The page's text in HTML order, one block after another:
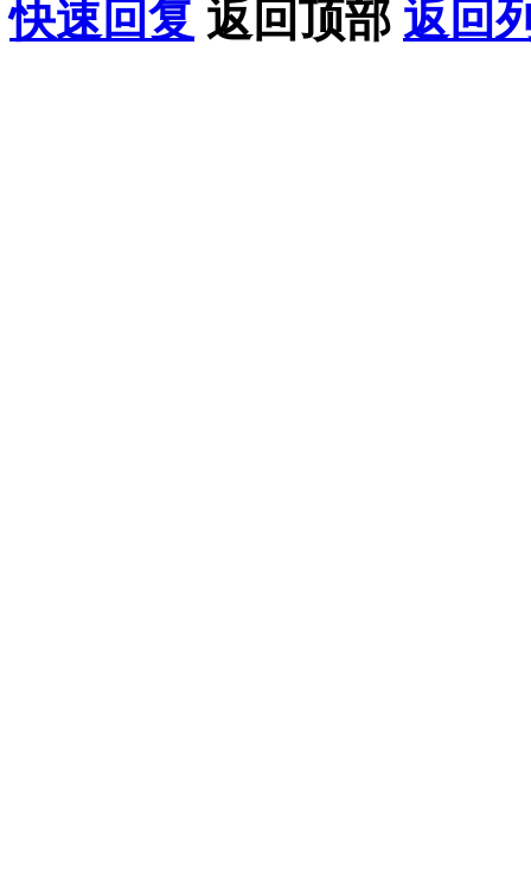
快速回复 返回顶部 返回